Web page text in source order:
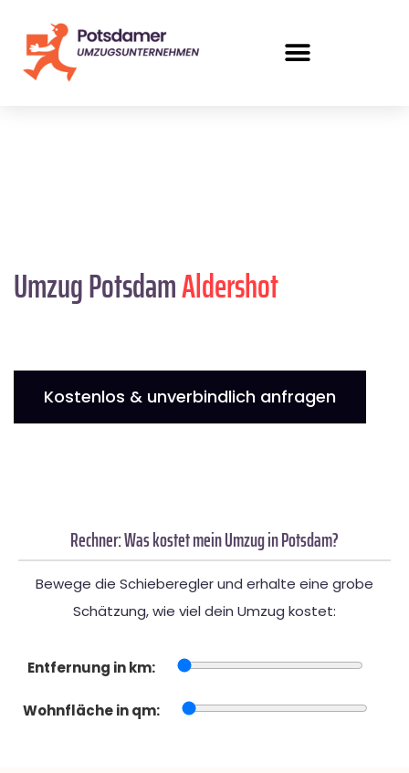
Umzug PotsdamAldershot
Kostenlos & unverbindlich anfragen
Rechner: Was kostet mein Umzug in Potsdam?
Bewege die Schieberegler und erhalte eine grobe
Schätzung, wie viel dein Umzug kostet:
Entfernung in km:
Wohnfläche in qm: